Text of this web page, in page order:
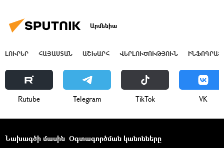
Արմենիա
ԼՈՒՐԵՐ ՀԱՅԱՍՏԱՆ ԱՇԽԱՐՀ ՎԵՐԼՈՒԾՈՒԹՅՈՒՆ
Rutube Telegram ТikТоk VK
Նախագծի մասին Օգտագործման կանոնները